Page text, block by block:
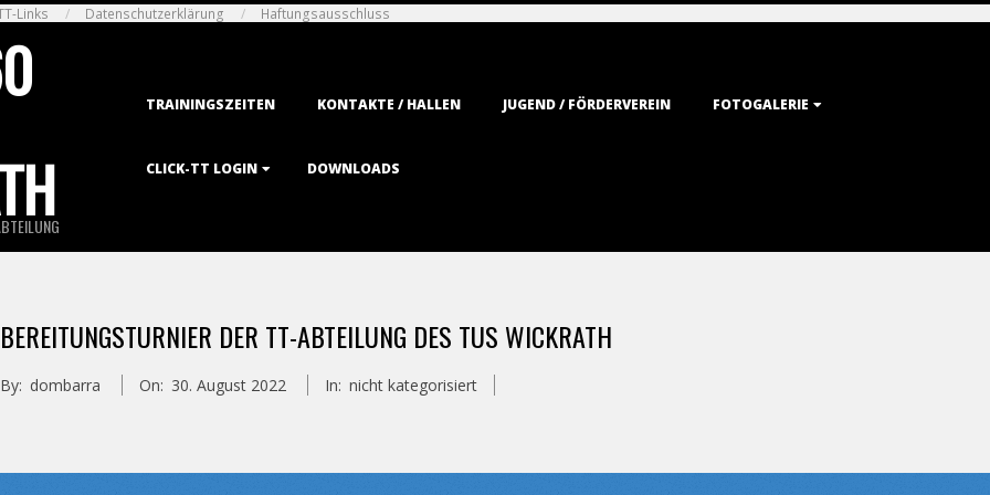
Links Datenschutzerklärung Haftungsausschluss
TRAININGSZEITEN KONTAKTE / HALLEN JUGEND / FÖRDERVEREIN FOTOGALERIE
CLICK-TT LOGIN DOWNLOADS
DER TT-ABTEILUNG DES TUS WICKRATH
By: dombarra On: 30. August 2022 In: nicht kategorisiert